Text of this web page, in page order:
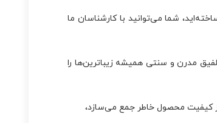
شما می‌توانید با کارشناسان ما
مدرن و سنتی همیشه زیباترین‌ها را
کیفیت محصول خاطر جمع می‌سازد،